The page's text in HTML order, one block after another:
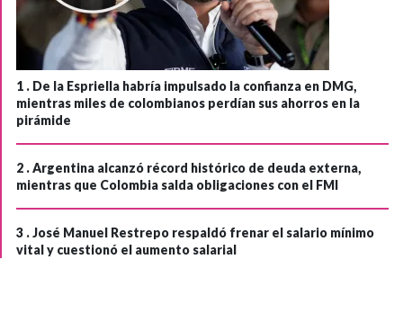
1 . De la Espriella habría impulsado la confianza en DMG,
mientras miles de colombianos perdían sus ahorros en la
pirámide
2 .Argentina alcanzó récord histórico de deuda externa,
mientras que Colombia salda obligaciones con el FMI
3 .José Manuel Restrepo respaldó frenar el salario mínimo
vital y cuestionó el aumento salarial